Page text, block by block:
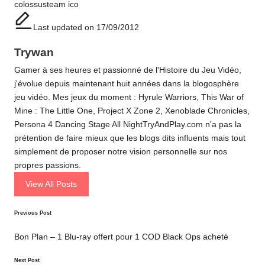
colossusteam ico
Last updated on 17/09/2012
Trywan
Gamer à ses heures et passionné de l'Histoire du Jeu Vidéo,
j'évolue depuis maintenant huit années dans la blogosphère
jeu vidéo. Mes jeux du moment : Hyrule Warriors, This War of
Mine : The Little One, Project X Zone 2, Xenoblade Chronicles,
Persona 4 Dancing Stage All NightTryAndPlay.com n'a pas la
prétention de faire mieux que les blogs dits influents mais tout
simplement de proposer notre vision personnelle sur nos
propres passions.
View All Posts
Post
navigation
Previous Post
Bon Plan – 1 Blu-ray offert pour 1 COD Black Ops acheté
Next Post